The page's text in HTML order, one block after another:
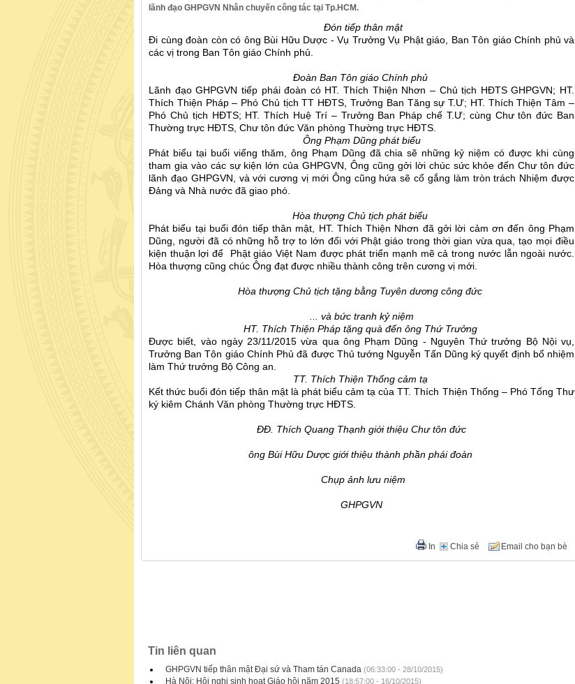
lãnh đạo GHPGVN Nhân chuyến công tác tại Tp.HCM.
Đón tiếp thân mật
Đi cùng đoàn còn có ông Bùi Hữu Dược - Vụ Trưởng Vụ Phật giáo, Ban Tôn giáo Chính phủ và
các vị trong Ban Tôn giáo Chính phủ.
Đoàn Ban Tôn giáo Chính phủ
Lãnh đạo GHPGVN tiếp phái đoàn có HT. Thích Thiện Nhơn – Chủ tịch HĐTS GHPGVN; HT.
Thích Thiện Pháp – Phó Chủ tịch TT HĐTS, Trưởng Ban Tăng sự T.Ư; HT. Thích Thiện Tâm –
Phó Chủ tịch HĐTS; HT. Thích Huệ Trí – Trưởng Ban Pháp chế T.Ư; cùng Chư tôn đức Ban
Thường trực HĐTS, Chư tôn đức Văn phòng Thường trực HĐTS.
Ông Phạm Dũng phát biểu
Phát biểu tại buổi viếng thăm, ông Phạm Dũng đã chia sẽ những kỷ niệm có được khi cùng
tham gia vào các sự kiện lớn của GHPGVN, Ông cũng gởi lời chúc sức khỏe đến Chư tôn đức
lãnh đạo GHPGVN, và với cương vị mới Ông cũng hứa sẽ cố gắng làm tròn trách Nhiệm được
Đảng và Nhà nước đã giao phó.
Hòa thượng Chủ tịch phát biểu
Phát biểu tại buổi đón tiếp thân mật, HT. Thích Thiện Nhơn đã gởi lời cảm ơn đến ông Phạm
Dũng, người đã có những hỗ trợ to lớn đối với Phật giáo trong thời gian vừa qua, tạo mọi điều
kiện thuận lợi để Phật giáo Việt Nam được phát triển mạnh mẽ cả trong nước lẫn ngoài nước.
Hòa thượng cũng chúc Ông đạt được nhiều thành công trên cương vị mới.
Hòa thượng Chủ tịch tặng bằng Tuyên dương công đức
... và bức tranh kỷ niệm
HT. Thích Thiện Pháp tặng quà đến ông Thứ Trưởng
Được biết, vào ngày 23/11/2015 vừa qua ông Phạm Dũng - Nguyên Thứ trưởng Bộ Nội vụ,
Trưởng Ban Tôn giáo Chính Phủ đã được Thủ tướng Nguyễn Tấn Dũng ký quyết định bổ nhiệm
làm Thứ trưởng Bộ Công an.
TT. Thích Thiện Thống cảm tạ
Kết thức buổi đón tiếp thân mật là phát biểu cảm tạ của TT. Thích Thiện Thống – Phó Tổng Thư
ký kiêm Chánh Văn phòng Thường trực HĐTS.
ĐĐ. Thích Quang Thạnh giới thiệu Chư tôn đức
ông Bùi Hữu Dược giới thiệu thành phần phái đoàn
Chụp ảnh lưu niệm
GHPGVN
Chia sẻ
In Email cho bạn bè
Tin liên quan
GHPGVN tiếp thân mật Đại sứ và Tham tán Canada (06:33:00 - 28/10/2015)
Hà Nội: Hội nghị sinh hoạt Giáo hội năm 2015 (18:57:00 - 16/10/2015)